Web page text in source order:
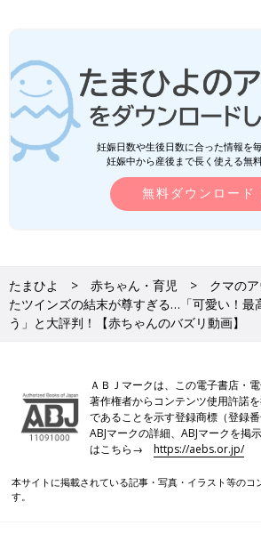
妊娠日数や生後日数に合った情報を
妊娠中から産後まで長く使える無
無料ダウンロード
たまひよ 赤ちゃん・育児
クマの
たツインズの結末が尊すぎる…「可愛い！最
う」と大評判！【赤ちゃんのバズリ動画】
ＡＢＪマークは、この電子書店・
著作権者からコンテンツ使用許諾
であることを示す登録商標（登録
ABJマークの詳細、ABJマークを掲
はこちら→https://aebs.or.jp/
本サイトに掲載されている記事・写真・イラスト等のコ
す。